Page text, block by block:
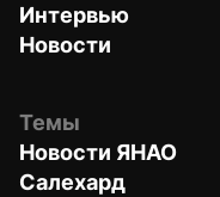
Интервью
Новости
Темы
Новости ЯНАО
Салехард